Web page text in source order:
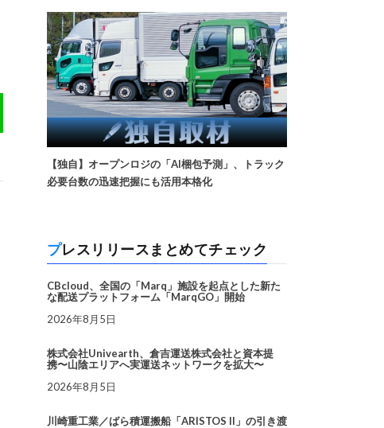
【独自】オープンロジの「AI梱包予測」、トラック
必要台数の迅速把握にも活用本格化
プレスリリースまとめてチェック
CBcloud、全国の「Marq」施設を起点とした新た
な配送プラットフォーム「MarqGO」開始
2026年8月5日
株式会社Univearth、倉吉運送株式会社と資本提
携〜山陰エリアへ実運送ネットワークを拡大〜
2026年8月5日
川崎重工業／ばら積運搬船「ARISTOS II」の引き渡